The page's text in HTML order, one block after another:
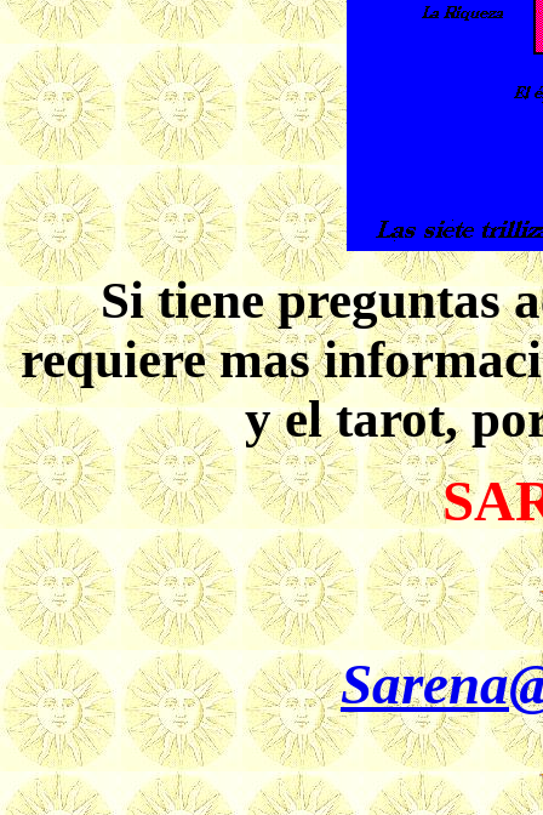
Si tiene preguntas
requiere mas
y el tarot,